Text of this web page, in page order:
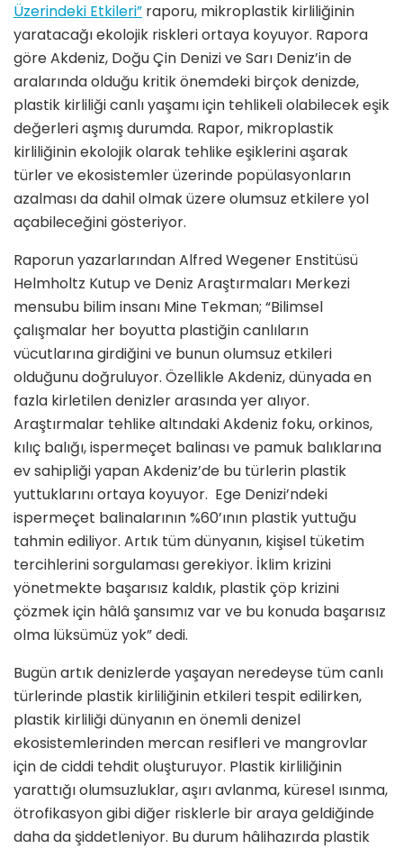
Üzerindeki Etkileri” raporu, mikroplastik kirliliğinin
yaratacağı ekolojik riskleri ortaya koyuyor. Rapora
göre Akdeniz, Doğu Çin Denizi ve Sarı Deniz’in de
aralarında olduğu kritik önemdeki birçok denizde,
plastik kirliliği canlı yaşamı için tehlikeli olabilecek eşik
değerleri aşmış durumda. Rapor, mikroplastik
kirliliğinin ekolojik olarak tehlike eşiklerini aşarak
türler ve ekosistemler üzerinde popülasyonların
azalması da dahil olmak üzere olumsuz etkilere yol
açabileceğini gösteriyor.
Raporun yazarlarından Alfred Wegener Enstitüsü
Helmholtz Kutup ve Deniz Araştırmaları Merkezi
mensubu bilim insanı Mine Tekman; “Bilimsel
çalışmalar her boyutta plastiğin canlıların
vücutlarına girdiğini ve bunun olumsuz etkileri
olduğunu doğruluyor. Özellikle Akdeniz, dünyada en
fazla kirletilen denizler arasında yer alıyor.
Araştırmalar tehlike altındaki Akdeniz foku, orkinos,
kılıç balığı, ispermeçet balinası ve pamuk balıklarına
ev sahipliği yapan Akdeniz’de bu türlerin plastik
yuttuklarını ortaya koyuyor. Ege Denizi’ndeki
ispermeçet balinalarının %60’ının plastik yuttuğu
tahmin ediliyor. Artık tüm dünyanın, kişisel tüketim
tercihlerini sorgulaması gerekiyor. İklim krizini
yönetmekte başarısız kaldık, plastik çöp krizini
çözmek için hâlâ şansımız var ve bu konuda başarısız
olma lüksümüz yok” dedi.
Bugün artık denizlerde yaşayan neredeyse tüm canlı
türlerinde plastik kirliliğinin etkileri tespit edilirken,
plastik kirliliği dünyanın en önemli denizel
ekosistemlerinden mercan resifleri ve mangrovlar
için de ciddi tehdit oluşturuyor. Plastik kirliliğinin
yarattığı olumsuzluklar, aşırı avlanma, küresel ısınma,
ötrofikasyon gibi diğer risklerle bir araya geldiğinde
daha da şiddetleniyor. Bu durum hâlihazırda plastik